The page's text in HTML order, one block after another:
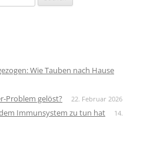
Wie Tauben nach Hause
Problem gelöst? 22. Februar 2026
Immunsystem zu tun hat
14.